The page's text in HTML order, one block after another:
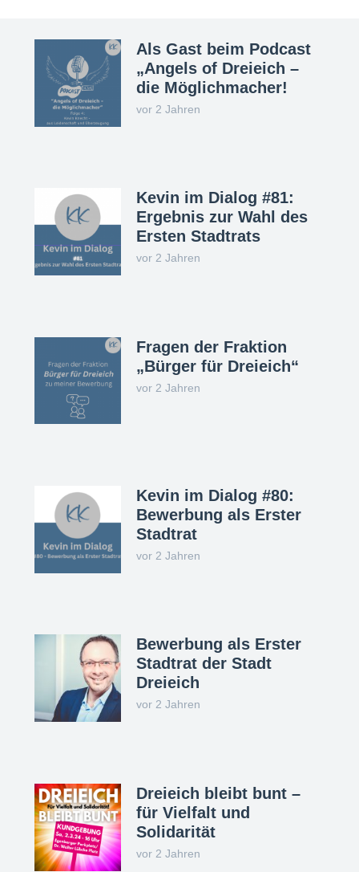
Als Gast beim Podcast
„Angels of Dreieich –
die Möglichmacher!
vor 2 Jahren
Kevin im Dialog #81:
Ergebnis zur Wahl des
Ersten Stadtrats
vor 2 Jahren
Fragen der Fraktion
„Bürger für Dreieich“
vor 2 Jahren
Kevin im Dialog #80:
Bewerbung als Erster
Stadtrat
vor 2 Jahren
Bewerbung als Erster
Stadtrat der Stadt
Dreieich
vor 2 Jahren
Dreieich bleibt bunt –
für Vielfalt und
Solidarität
vor 2 Jahren